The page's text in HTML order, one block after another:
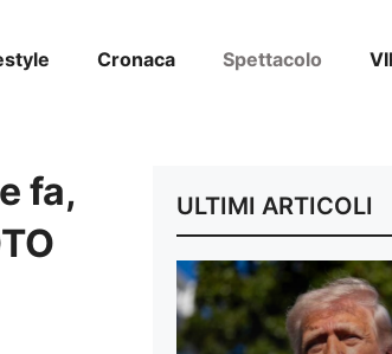
Cronaca Spettacolo
fa,
ULTIMI ARTICOLI